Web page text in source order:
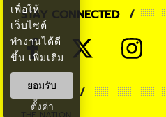
STAY CONNECTED
PARTNER
เพื่อให้
เว็บไซต์
ทำงานได้ดี
ขึ้น เพิ่มเติม
ยอมรับ
ตั้งค่า